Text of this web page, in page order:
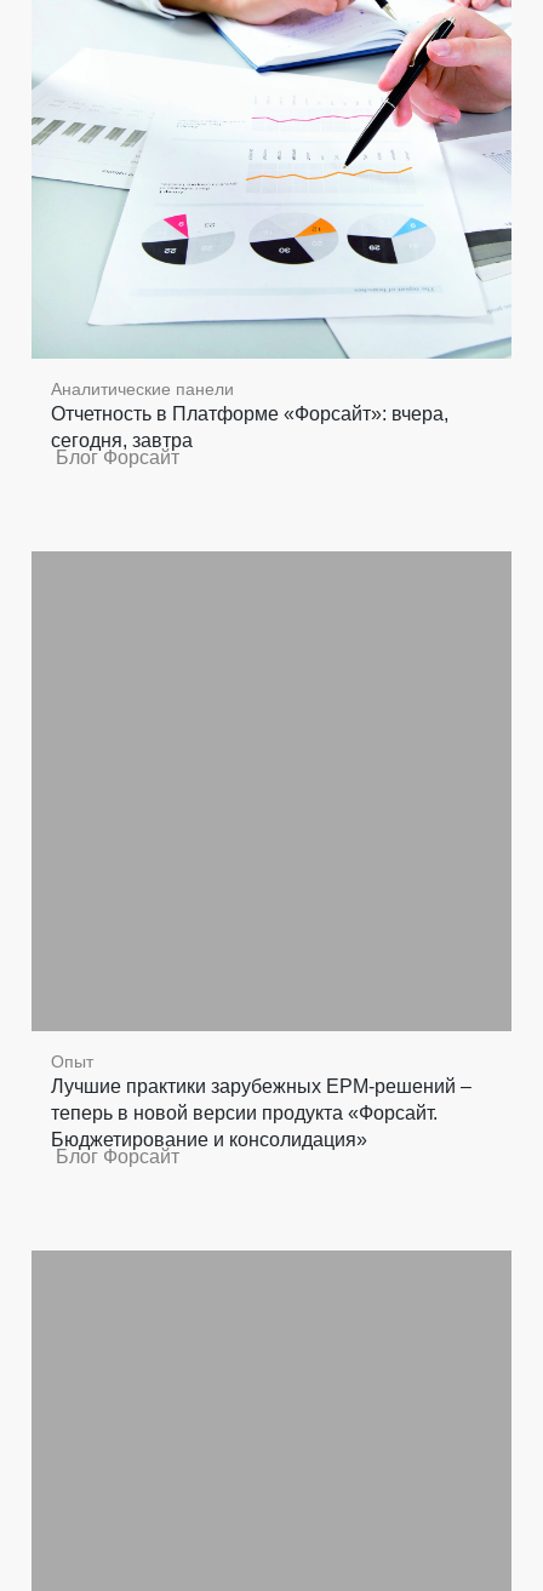
Аналитические панели
Отчетность в Платформе «Форсайт»: вчера,
сегодня, завтра
Блог Форсайт
Опыт
Лучшие практики зарубежных EPM-решений –
теперь в новой версии продукта «Форсайт.
Бюджетирование и консолидация»
Блог Форсайт